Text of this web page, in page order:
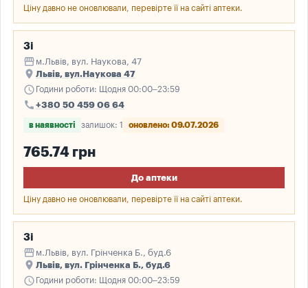
Ціну давно не оновлювали, перевірте її на сайті аптеки.
3і
storefront м.Львів, вул. Наукова, 47
place Львів, вул.Наукова 47
schedule Години роботи: Щодня 00:00–23:59
call +380 50 459 06 64
в наявності залишок: 1 оновлено: 09.07.2026
765.74 грн
До аптеки
Ціну давно не оновлювали, перевірте її на сайті аптеки.
3і
storefront м.Львів, вул. Грінченка Б., буд.6
place Львів, вул. Грінченка Б., буд.6
schedule Години роботи: Щодня 00:00–23:59